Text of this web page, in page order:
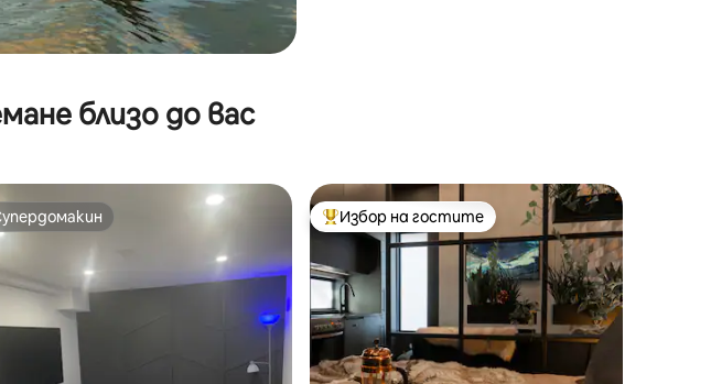
близо до вас
Най-популярен избор на гостите
Избор на гостите